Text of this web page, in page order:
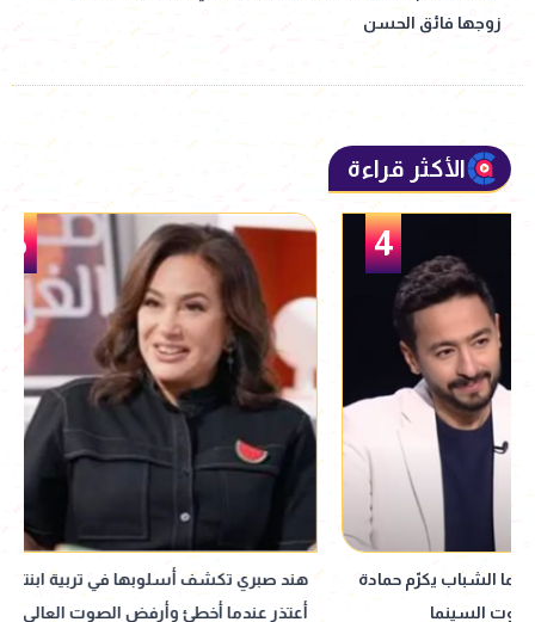
زوجها فائق الحسن
الأكثر قراءة
5
هند صبري تكشف أسلوبها في تربية ابنتيها:
أعتذر عندما أخطئ وأرفض الصوت العالي
مدحت العدل يكشف
على السينما وأجور